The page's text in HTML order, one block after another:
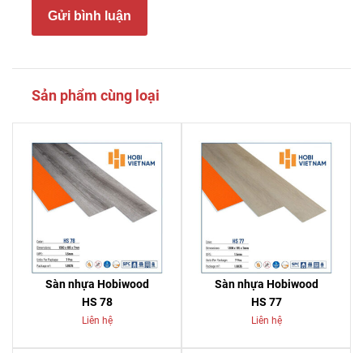
Gửi bình luận
Sản phẩm cùng loại
Sàn nhựa Hobiwood
HS 78
Liên hệ
Sàn nhựa Hobiwood
HS 77
Liên hệ